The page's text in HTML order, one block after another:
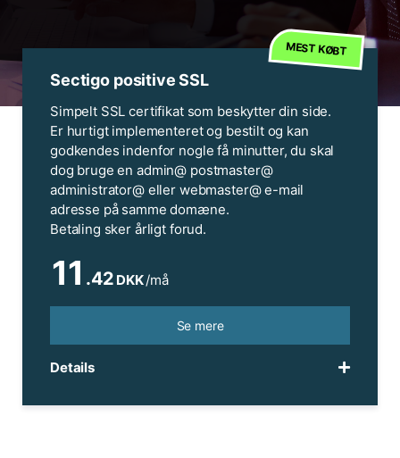
Sectigo positive SSL
Simpelt SSL certifikat som beskytter din side.
Er hurtigt implementeret og bestilt og kan
godkendes indenfor nogle få minutter, du skal
dog bruge en admin@ postmaster@
administrator@ eller webmaster@ e-mail
adresse på samme domæne.
Betaling sker årligt forud.
11 .42 DKK/må
Se mere
Details
MEST KØBT